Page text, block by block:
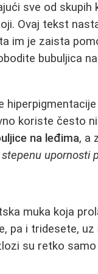
sve od skupih
Ovaj tekst
im je zaista
bubuljica
koriste često
na leđima, a
upornosti
muka koja
pa i tridesete, uz
su retko